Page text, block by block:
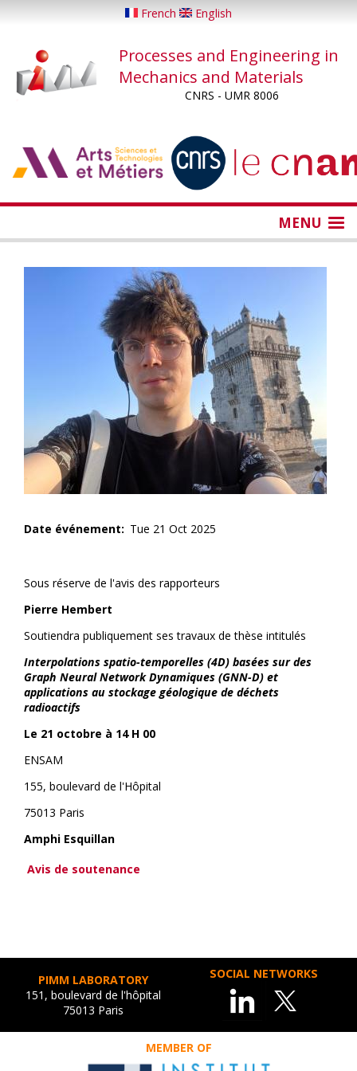
content
French English
Processes and Engineering in
Mechanics and Materials
CNRS - UMR 8006
MENU
Date événement Tue 21 Oct 2025
Sous réserve de l'avis des rapporteurs
Pierre Hembert
Soutiendra publiquement ses travaux de thèse intitulés
Interpolations spatio-temporelles (4D) basées sur des
Graph Neural Network Dynamiques (GNN-D) et
applications au stockage géologique de déchets
radioactifs
Le 21 octobre à 14 H 00
ENSAM
155, boulevard de l'Hôpital
75013 Paris
Amphi Esquillan
Avis de soutenance
PIMM LABORATORY
151, boulevard de l'hôpital
75013 Paris
SOCIAL NETWORKS
MEMBER OF